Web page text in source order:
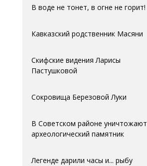
В воде не тонет, в огне не горит!
Кавказский родственник Масяни
Скифские видения Ларисы
Пастушковой
Сокровища Березовой Луки
В Советском районе уничтожают
археологический памятник
Легенде дарили часы и... рыбу